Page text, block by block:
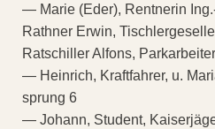
— Marie (Eder), Rentnerin
Rathner Erwin,
Ratschiller Alfons,
— Heinrich, Kraftfahrer, u.
sprung 6
— Johann, Student,